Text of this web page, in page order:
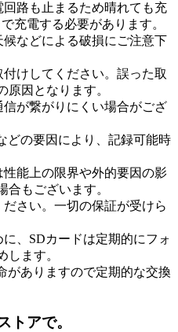
路も止まるため晴れても充
充電する必要があります。
などによる破損にご注意下
けしてください。誤った取
原因となります。
が繋がりにくい場合がござ
どの要因により、記録可能時
能上の限界や外的要因の影
合もございます。
さい。一切の保証が受けら
、SDカードは定期的にフォ
します。
がありますので定期的な交換
トアで。